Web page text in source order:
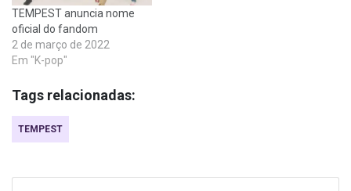
TEMPEST anuncia nome
oficial do fandom
2 de março de 2022
Em "K-pop"
Tags relacionadas:
TEMPEST